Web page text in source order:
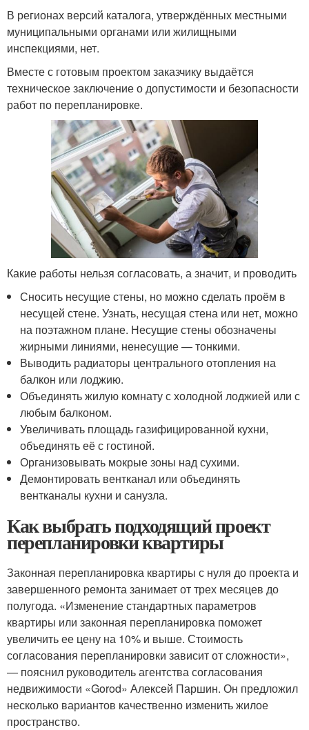
В регионах версий каталога, утверждённых местными
муниципальными органами или жилищными
инспекциями, нет.
Вместе с готовым проектом заказчику выдаётся
техническое заключение о допустимости и безопасности
работ по перепланировке.
Какие работы нельзя согласовать, а значит, и проводить
Сносить несущие стены, но можно сделать проём в
несущей стене. Узнать, несущая стена или нет, можно
на поэтажном плане. Несущие стены обозначены
жирными линиями, ненесущие — тонкими.
Выводить радиаторы центрального отопления на
балкон или лоджию.
Объединять жилую комнату с холодной лоджией или с
любым балконом.
Увеличивать площадь газифицированной кухни,
объединять её с гостиной.
Организовывать мокрые зоны над сухими.
Демонтировать вентканал или объединять
вентканалы кухни и санузла.
Как выбрать подходящий проект
перепланировки квартиры
Законная перепланировка квартиры с нуля до проекта и
завершенного ремонта занимает от трех месяцев до
полугода. «Изменение стандартных параметров
квартиры или законная перепланировка поможет
увеличить ее цену на 10% и выше. Стоимость
согласования перепланировки зависит от сложности»,
— пояснил руководитель агентства согласования
недвижимости «Gorod» Алексей Паршин. Он предложил
несколько вариантов качественно изменить жилое
пространство.